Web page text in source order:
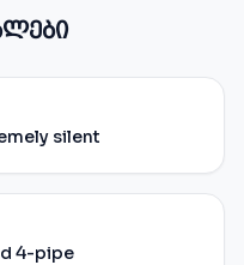
silent
4-pipe